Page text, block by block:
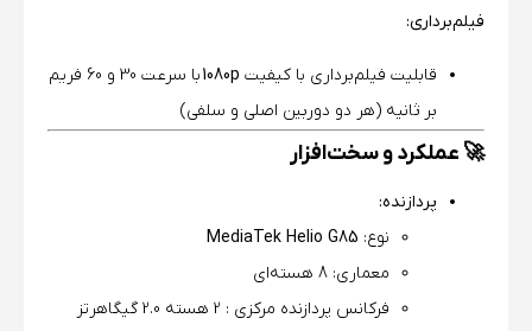
فیلم‌برداری:
قابلیت فیلم‌برداری با کیفیت 1080p
با سرعت 30 و 60 فریم
بر ثانیه (هر دو دوربین اصلی و سلفی)
🚀 عملکرد و سخت‌افزار
پردازنده:
نوع: MediaTek Helio G85
معماری: 8 هسته‌ای
فرکانس پردازنده مرکزی : 2 هسته 2.0 گیگاهرتز